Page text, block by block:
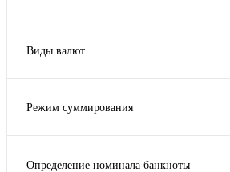
Виды валют
Режим суммирования
Определение номинала банкноты